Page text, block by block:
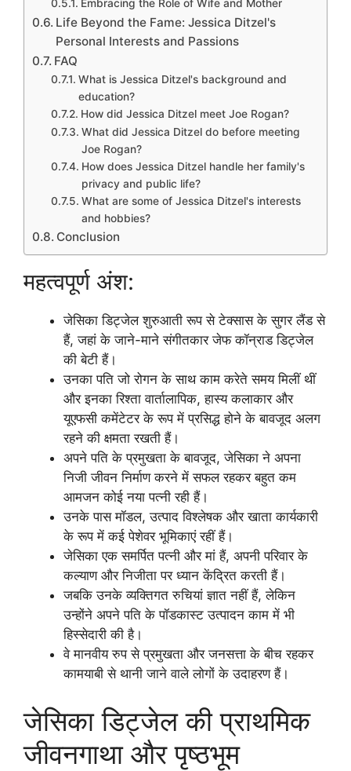
Embracing the Role of Wife and Mother
Life Beyond the Fame: Jessica Ditzel's
Personal Interests and Passions
FAQ
What is Jessica Ditzel's background and
education?
How did Jessica Ditzel meet Joe Rogan?
What did Jessica Ditzel do before meeting
Joe Rogan?
How does Jessica Ditzel handle her family's
privacy and public life?
What are some of Jessica Ditzel's interests
and hobbies?
Conclusion
महत्वपूर्ण अंश:
जेसिका डिट्जेल शुरुआती रूप से टेक्सास के सुगर लैंड से
हैं, जहां के जाने-माने संगीतकार जेफ कॉन्राड डिट्जेल
की बेटी हैं।
उनका पति जो रोगन के साथ काम करेते समय मिलीं थीं
और इनका रिश्ता वार्तालापिक, हास्य कलाकार और
यूएफसी कमेंटेटर के रूप में प्रसिद्ध होने के बावजूद अलग
रहने की क्षमता रखती हैं।
अपने पति के प्रमुखता के बावजूद, जेसिका ने अपना
निजी जीवन निर्माण करने में सफल रहकर बहुत कम
आमजन कोई नया पत्नी रही हैं।
उनके पास मॉडल, उत्पाद विश्लेषक और खाता कार्यकारी
के रूप में कई पेशेवर भूमिकाएं रहीं हैं।
जेसिका एक समर्पित पत्नी और मां हैं, अपनी परिवार के
कल्याण और निजीता पर ध्यान केंद्रित करती हैं।
जबकि उनके व्यक्तिगत रुचियां ज्ञात नहीं हैं, लेकिन
उन्होंने अपने पति के पॉडकास्ट उत्पादन काम में भी
हिस्सेदारी की है।
वे मानवीय रुप से प्रमुखता और जनसत्ता के बीच रहकर
कामयाबी से थानी जाने वाले लोगों के उदाहरण हैं।
जेसिका डिट्जेल की प्राथमिक
जीवनगाथा और पृष्ठभूम